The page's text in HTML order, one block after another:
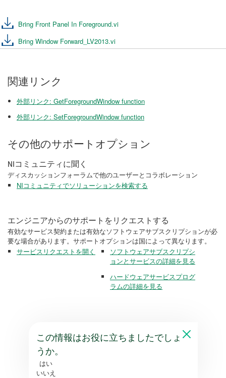
Bring Front Panel In Foreground.vi
Bring Window Forward_LV2013.vi
関連リンク
外部リンク: GetForegroundWindow function
外部リンク: SetForegroundWindow function
その他のサポートオプション
NIコミュニティに聞く
ディスカッションフォーラムで他のユーザーとコラボレーション
NIコミュニティでソリューションを検索する
エンジニアからのサポートをリクエストする
有効なサービス契約または有効なソフトウェアサブスクリプションが必
要な場合があります。サポートオプションは国によって異なります。
サービスリクエストを開く
ソフトウェアサブスクリプシ
ョンとサービスの詳細を見る
ハードウェアサービスプログ
ラムの詳細を見る
この情報はお役に立ちましたでしょ
うか。
はい
いいえ